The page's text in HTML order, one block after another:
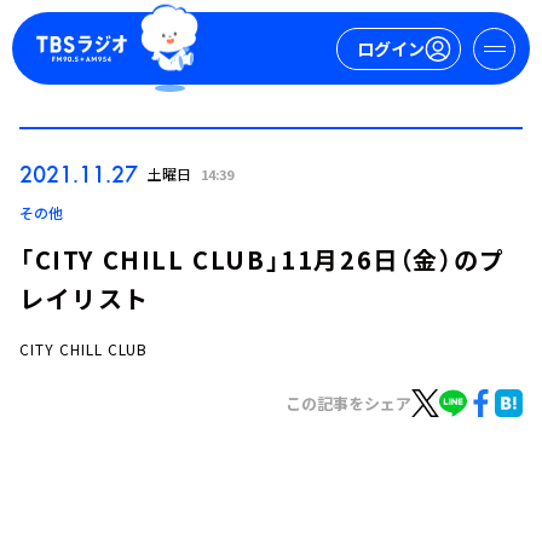
ログイン
2021.11.27 土曜日 14:39
その他
「CITY CHILL CLUB」11月26日（金）のプ
レイリスト
CITY CHILL CLUB
この記事をシェア